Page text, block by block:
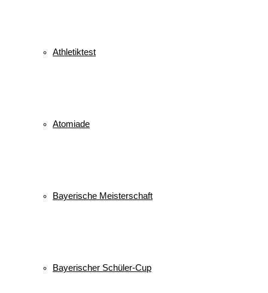
Athletiktest
Atomiade
Bayerische Meisterschaft
Bayerischer Schüler-Cup